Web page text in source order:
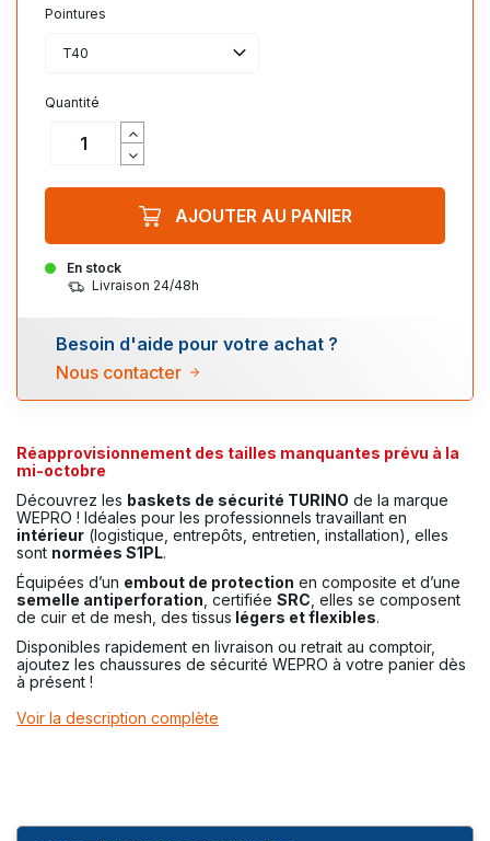
Réapprovisionnement des tailles manquantes prévu à la
mi-octobre
Découvrez les baskets de sécurité TURINO de la marque
WEPRO ! Idéales pour les professionnels travaillant en
intérieur (logistique, entrepôts, entretien, installation), elles
sont normées S1PL.
Équipées d’un embout de protection en composite et d’une
semelle antiperforation , certifiée SRC , elles se composent
de cuir et de mesh, des tissus légers et flexibles.
Disponibles rapidement en livraison ou retrait au comptoir,
ajoutez les chaussures de sécurité WEPRO à votre panier dès
à présent !
Voir la description complète
Pointures
T40
Quantité
En stock
Livraison 24/48h
AJOUTER AU PANIER
Besoin d'aide pour votre achat ?
Nous contacter